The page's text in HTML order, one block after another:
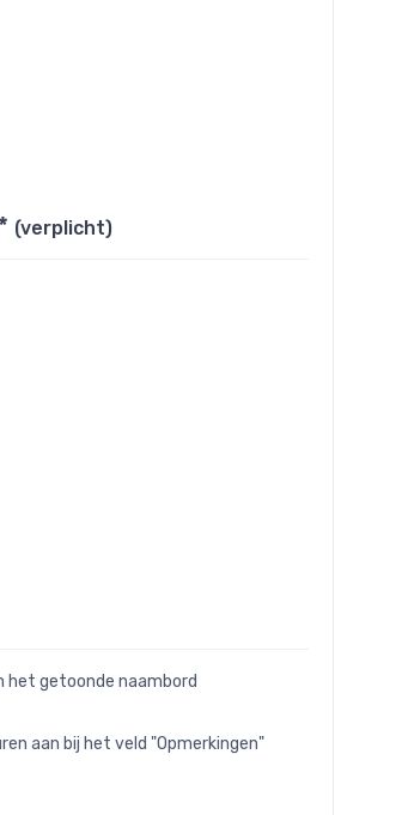
(verplicht)
het getoonde naambord
aan bij het veld "Opmerkingen"